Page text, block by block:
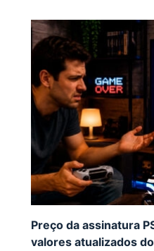
Preço da assinatura
valores atualizados